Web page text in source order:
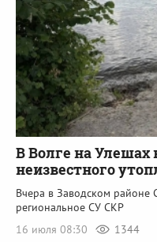
В Волге на Улешах
неизвестного
Вчера в Заводском районе
региональное СУ СКР
16 июля 08:30
1344